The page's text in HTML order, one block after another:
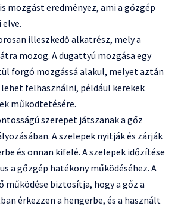
mozgást eredményez, ami a gőzgép
illeszkedő alkatrész, mely a
mozog. A dugattyú mozgása egy
forgó mozgássá alakul, melyet aztán
felhasználni, például kerekek
működtetésére.
szerepet játszanak a gőz
A szelepek nyitják és zárják
és onnan kifelé. A szelepek időzítése
a gőzgép hatékony működéséhez. A
működése biztosítja, hogy a gőz a
érkezzen a hengerbe, és a használt